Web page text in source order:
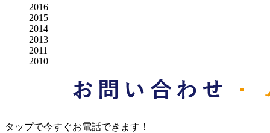
2016
2015
2014
2013
2011
2010
タップで今すぐお電話できます！